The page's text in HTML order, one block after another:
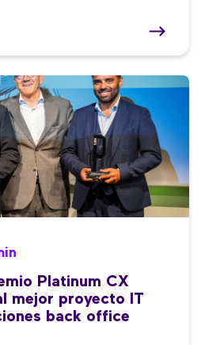
Platinum CX
mejor proyecto IT
back office